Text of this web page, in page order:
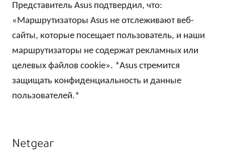
Представитель Asus подтвердил, что:
«Маршрутизаторы Asus не отслеживают веб-
сайты, которые посещает пользователь, и наши
маршрутизаторы не содержат рекламных или
целевых файлов cookie». *Asus стремится
защищать конфиденциальность и данные
пользователей.*
Netgear